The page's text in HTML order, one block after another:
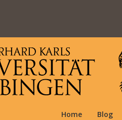
Home Blog